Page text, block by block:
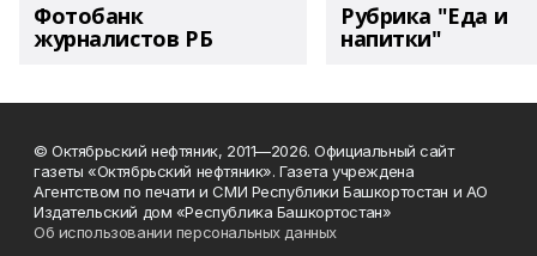
Фотобанк
журналистов РБ
Рубрика "Еда и
напитки"
© Октябрьский нефтяник, 2011—2026. Официальный сайт
газеты «Октябрьский нефтяник». Газета учреждена
Агентством по печати и СМИ Республики Башкортостан и АО
Издательский дом «Республика Башкортостан»
Об использовании персональных данных